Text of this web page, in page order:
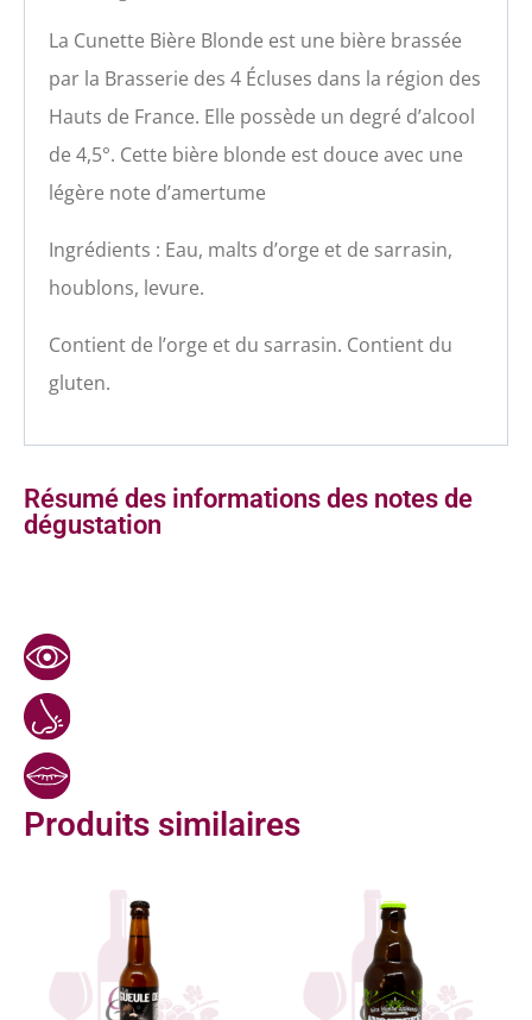
La Cunette Bière Blonde est une bière brassée
par la Brasserie des 4 Écluses dans la région des
Hauts de France. Elle possède un degré d’alcool
de 4,5°. Cette bière blonde est douce avec une
légère note d’amertume
Ingrédients : Eau, malts d’orge et de sarrasin,
houblons, levure.
Contient de l’orge et du sarrasin. Contient du
gluten.
Résumé des informations des notes de
dégustation
Produits similaires